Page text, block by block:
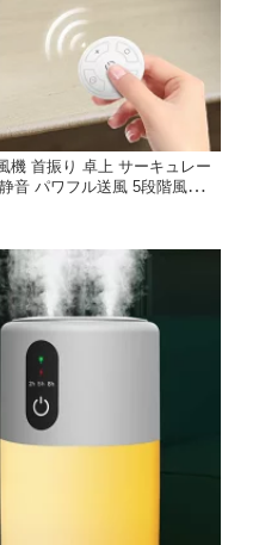
首振り 卓上 サーキュレー
音 パワフル送風 5段階風量
ー リモコン DCモーター 換
中症対策 軽量コンパクト